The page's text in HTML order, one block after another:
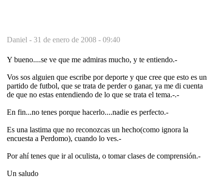
Daniel - 31 de enero de 2008 - 09:40
Y bueno....se ve que me admiras mucho, y te entiendo.-
Vos sos alguien que escribe por deporte y que cree que esto es un
partido de futbol, que se trata de perder o ganar, ya me di cuenta
de que no estas entendiendo de lo que se trata el tema.-.-
En fin...no tenes porque hacerlo....nadie es perfecto.-
Es una lastima que no reconozcas un hecho(como ignora la
encuesta a Perdomo), cuando lo ves.-
Por ahí tenes que ir al oculista, o tomar clases de comprensión.-
Un saludo